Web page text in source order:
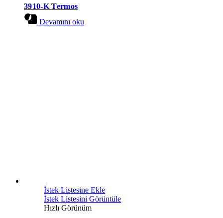
3910-K Termos
Devamını oku
İstek Listesine Ekle
İstek Listesini Görüntüle
Hızlı Görünüm